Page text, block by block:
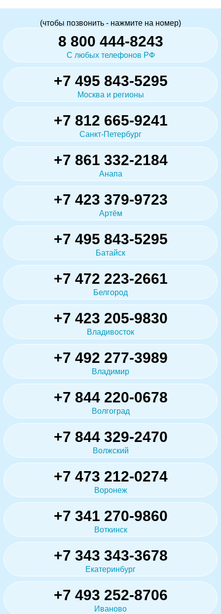
(чтобы позвонить - нажмите на номер)
8 800 444-8243
С любых телефонов РФ
+7 495 843-5295
Москва и регионы
+7 812 665-9241
Санкт-Петербург
+7 861 332-2184
Анапа
+7 423 379-9723
Артём
+7 495 843-5295
Батайск
+7 472 223-2661
Белгород
+7 423 205-9830
Владивосток
+7 492 277-3989
Владимир
+7 844 220-0678
Волгоград
+7 844 329-2470
Волжский
+7 473 212-0274
Воронеж
+7 341 270-9860
Воткинск
+7 343 343-3678
Екатеринбург
+7 493 252-8706
Иваново